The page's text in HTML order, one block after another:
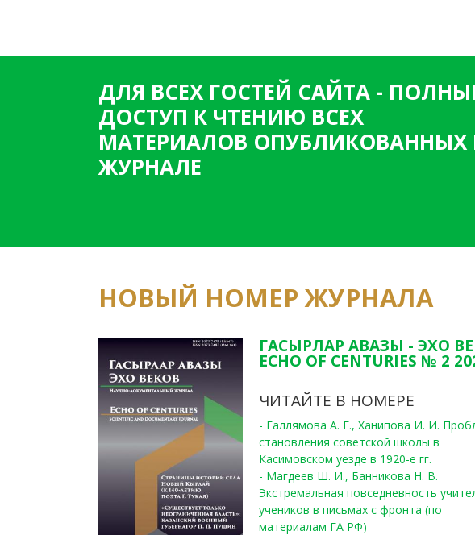
ДЛЯ ВСЕХ ГОСТЕЙ САЙТА -
ДОСТУП К ЧТЕНИЮ ВСЕХ
МАТЕРИАЛОВ ОПУБЛИКОВАННЫХ
ЖУРНАЛЕ
НОВЫЙ НОМЕР ЖУРНАЛА
ГАСЫРЛАР АВАЗЫ - ЭХО
ECHO OF CENTURIES № 2
ЧИТАЙТЕ В НОМЕРЕ
- Галлямова А. Г., Ханипова И. И.
становления советской школы в
Касимовском уезде в 1920-е гг.
- Магдеев Ш. И., Банникова Н. В.
Экстремальная повседневность
учеников в письмах с фронта (по
материалам ГА РФ)